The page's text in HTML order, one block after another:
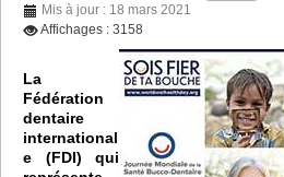
Mis à jour : 18 mars 2021
Affichages : 3158
La
Fédération
dentaire
international
e (FDI) qui